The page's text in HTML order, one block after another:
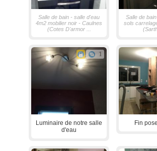
Salle de bain - salle d'eau
4m2 mobilier noir - Caulnes
(Cotes D'armor ...
Salle de
sols
1
Luminaire de notre salle
d'eau
Fin